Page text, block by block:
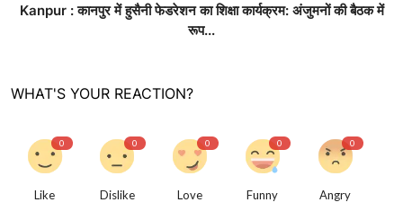
Kanpur : कानपुर में हुसैनी फेडरेशन का शिक्षा कार्यक्रम: अंजुमनों की बैठक में
रूप...
WHAT'S YOUR REACTION?
0
Like
0
Dislike
0
Love
0
Funny
0
Angry